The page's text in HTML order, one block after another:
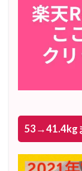
53→41.4kg